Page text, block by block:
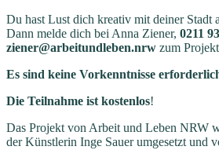
Du hast Lust dich kreativ mit deiner Stadt
Dann melde dich bei Anna Ziener, 0211
ziener@arbeitundleben.nrw zum
Es sind keine Vorkenntnisse
Die Teilnahme ist kostenlos!
Das Projekt von Arbeit und Leben NRW
der Künstlerin Inge Sauer umgesetzt und